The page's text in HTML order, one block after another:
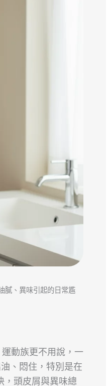
膩、異味引起的日常尷
動族更不用說，一
、悶住，特別是在
，頭皮屑與異味總